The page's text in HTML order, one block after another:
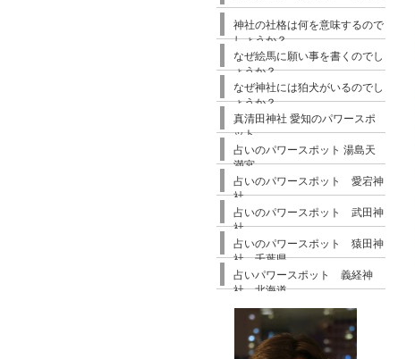
神社の社格は何を意味するので
しょうか？
なぜ絵馬に願い事を書くのでし
ょうか？
なぜ神社には狛犬がいるのでし
ょうか？
真清田神社 愛知のパワースポ
ット
占いのパワースポット 湯島天
満宮
占いのパワースポット 愛宕神
社
占いのパワースポット 武田神
社
占いのパワースポット 猿田神
社 千葉県
占いパワースポット 義経神
社 北海道